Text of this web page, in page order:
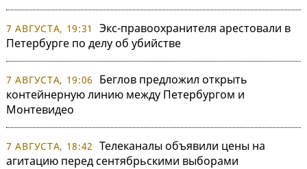
7 АВГУСТА, 19:31
Экс-правоохранителя арестовали в
Петербурге по делу об убийстве
7 АВГУСТА, 19:06
Беглов предложил открыть
контейнерную линию между Петербургом и
Монтевидео
7 АВГУСТА, 18:42 Телеканалы объявили цены на
агитацию перед сентябрьскими выборами